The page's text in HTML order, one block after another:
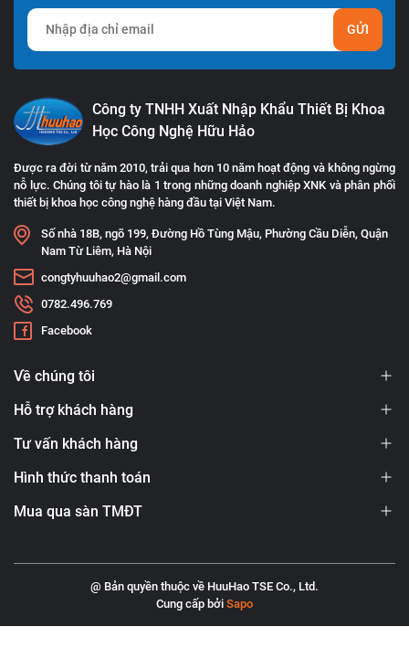
GỬI
Công ty TNHH Xuất Nhập Khẩu Thiết Bị Khoa
Học Công Nghệ Hữu Hảo
Được ra đời từ năm 2010, trải qua hơn 10 năm hoạt động và không ngừng
nỗ lực. Chúng tôi tự hào là 1 trong những doanh nghiệp XNK và phân phối
thiết bị khoa học công nghệ hàng đầu tại Việt Nam.
Số nhà 18B, ngõ 199, Đường Hồ Tùng Mậu, Phường Cầu Diễn, Quận
Nam Từ Liêm, Hà Nội
congtyhuuhao2@gmail.com
0782.496.769
Facebook
Về chúng tôi
Hỗ trợ khách hàng
Tư vấn khách hàng
Hình thức thanh toán
Mua qua sàn TMĐT
@ Bản quyền thuộc về HuuHao TSE Co., Ltd.
Cung cấp bởi Sapo